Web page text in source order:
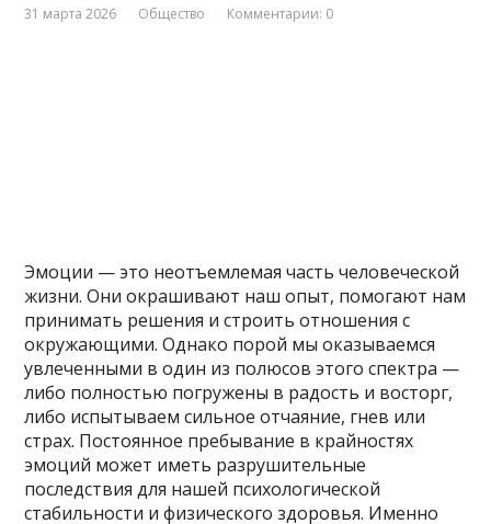
31 марта 2026 Общество Комментарии: 0
Эмоции — это неотъемлемая часть человеческой
жизни. Они окрашивают наш опыт, помогают нам
принимать решения и строить отношения с
окружающими. Однако порой мы оказываемся
увлеченными в один из полюсов этого спектра —
либо полностью погружены в радость и восторг,
либо испытываем сильное отчаяние, гнев или
страх. Постоянное пребывание в крайностях
эмоций может иметь разрушительные
последствия для нашей психологической
стабильности и физического здоровья. Именно